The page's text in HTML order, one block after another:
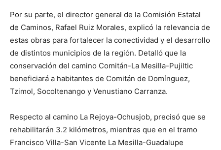
Por su parte, el director general de la Comisión Estatal
de Caminos, Rafael Ruiz Morales, explicó la relevancia de
estas obras para fortalecer la conectividad y el desarrollo
de distintos municipios de la región. Detalló que la
conservación del camino Comitán-La Mesilla-Pujiltic
beneficiará a habitantes de Comitán de Domínguez,
Tzimol, Socoltenango y Venustiano Carranza.
Respecto al camino La Rejoya-Ochusjob, precisó que se
rehabilitarán 3.2 kilómetros, mientras que en el tramo
Francisco Villa-San Vicente La Mesilla-Guadalupe